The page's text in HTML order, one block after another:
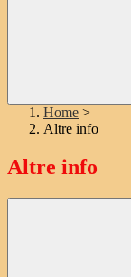
Home >
Altre info
Altre info